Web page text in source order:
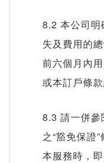
8.2 本公司明
失及費用的
前六個月內
或本訂戶條
8.3 請一併參
之“豁免保證
本服務時，